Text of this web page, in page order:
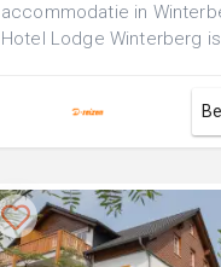
accommodatie in
Hotel Lodge Winterberg